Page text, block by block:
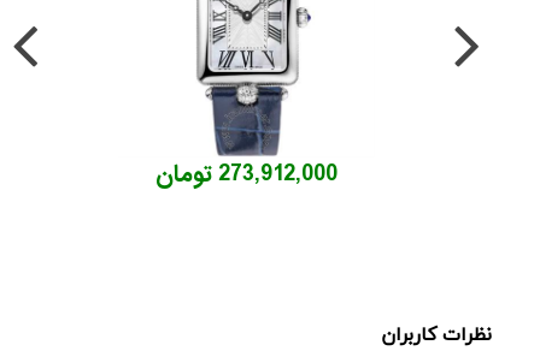
273,912,000 تومان
نظرات کاربران